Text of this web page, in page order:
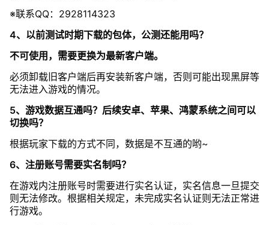
※联系QQ：2928114323
4、以前测试时期下载的包体，公测还能用吗？
不可使用，需要更换为最新客户端。
必须卸载旧客户端后再安装新客户端，否则可能出现黑屏等
无法进入游戏的情况。
5、游戏数据互通吗？后续安卓、苹果、鸿蒙系统之间可以
切换吗？
根据玩家下载的方式不同，数据是不互通的哟~
6、注册账号需要实名制吗？
在游戏内注册账号时需要进行实名认证，实名信息一旦提交
则无法修改。根据相关规定，未完成实名认证则无法正常进
行游戏。